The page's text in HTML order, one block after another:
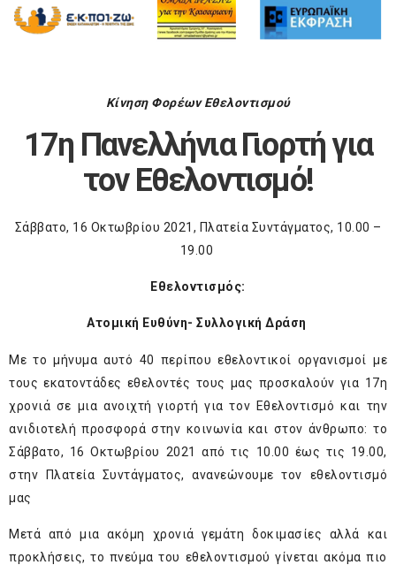
Κίνηση Φορέων Εθελοντισμού
17η Πανελλήνια Γιορτή για
τον Εθελοντισμό!
Σάββατο, 16 Οκτωβρίου 2021, Πλατεία Συντάγματος, 10.00 –
19.00
Εθελοντισμός:
Ατομική Ευθύνη- Συλλογική Δράση
Με το μήνυμα αυτό 40 περίπου εθελοντικοί οργανισμοί με
τους εκατοντάδες εθελοντές τους μας προσκαλούν για 17η
χρονιά σε μια ανοιχτή γιορτή για τον Εθελοντισμό και την
ανιδιοτελή προσφορά στην κοινωνία και στον άνθρωπο: το
Σάββατο, 16 Οκτωβρίου 2021 από τις 10.00 έως τις 19.00,
στην Πλατεία Συντάγματος, ανανεώνουμε τον εθελοντισμό
μας
Μετά από μια ακόμη χρονιά γεμάτη δοκιμασίες αλλά και
προκλήσεις, το πνεύμα του εθελοντισμού γίνεται ακόμα πιο